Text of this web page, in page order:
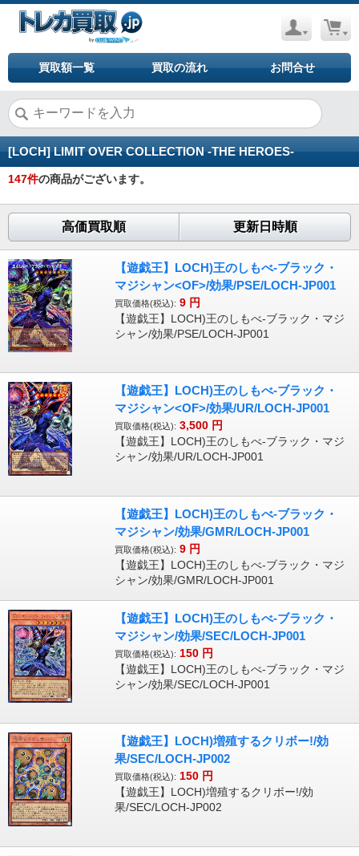
買取額一覧 買取の流れ お問合せ
[LOCH] LIMIT OVER COLLECTION -THE HEROES-
147件の商品がございます。
高価買取順 更新日時順
【遊戯王】LOCH)王のしもべ-ブラック・
マジシャン<OF>/効果/PSE/LOCH-JP001
買取価格(税込): 9 円
【遊戯王】LOCH)王のしもべ-ブラック・マジ
シャン/効果/PSE/LOCH-JP001
【遊戯王】LOCH)王のしもべ-ブラック・
マジシャン<OF>/効果/UR/LOCH-JP001
買取価格(税込): 3,500 円
【遊戯王】LOCH)王のしもべ-ブラック・マジ
シャン/効果/UR/LOCH-JP001
【遊戯王】LOCH)王のしもべ-ブラック・
マジシャン/効果/GMR/LOCH-JP001
買取価格(税込): 9 円
【遊戯王】LOCH)王のしもべ-ブラック・マジ
シャン/効果/GMR/LOCH-JP001
【遊戯王】LOCH)王のしもべ-ブラック・
マジシャン/効果/SEC/LOCH-JP001
買取価格(税込): 150 円
【遊戯王】LOCH)王のしもべ-ブラック・マジ
シャン/効果/SEC/LOCH-JP001
【遊戯王】LOCH)増殖するクリボー!/効
果/SEC/LOCH-JP002
買取価格(税込): 150 円
【遊戯王】LOCH)増殖するクリボー!/効
果/SEC/LOCH-JP002